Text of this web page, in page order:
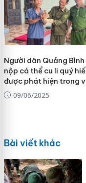
Người dân Quảng
nộp cá thể cu li quý
được phát hiện trong
09/06/2025
Bài viết khác